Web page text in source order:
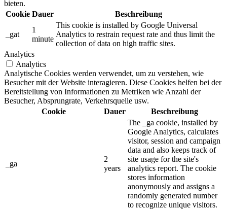
bieten.
Cookie Dauer Beschreibung
_gat
1
minute
This cookie is installed by Google Universal
Analytics to restrain request rate and thus limit the
collection of data on high traffic sites.
Analytics
Analytics
Analytische Cookies werden verwendet, um zu verstehen, wie
Besucher mit der Website interagieren. Diese Cookies helfen bei der
Bereitstellung von Informationen zu Metriken wie Anzahl der
Besucher, Absprungrate, Verkehrsquelle usw.
Cookie
Dauer Beschreibung
_ga
2
years
The _ga cookie, installed by
Google Analytics, calculates
visitor, session and campaign
data and also keeps track of
site usage for the site's
analytics report. The cookie
stores information
anonymously and assigns a
randomly generated number
to recognize unique visitors.